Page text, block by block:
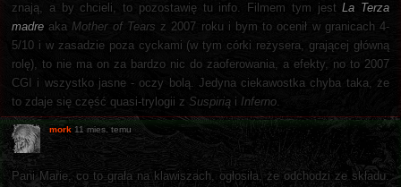
znają, a by chcieli, to pozostawię tu info. Filmem tym jestLa Terza
madre akaMother of Tears z 2007 roku i bym to ocenił w granicach 4-
5/10 i w zasadzie poza cyckami (w tym córki reżysera, grającej główną
rolę), to nie ma on za bardzo nic do zaoferowania, a efekty, no to 2007
CGI i wszystko jasne - oczy bolą. Jedyna ciekawostka chyba taka, że
to zdaje się część quasi-trylogii z Suspirią i Inferno.
mork 11 mies. temu
Pani Marie, co to grała na klawiszach, ogłosiła, że odchodzi ze składu.